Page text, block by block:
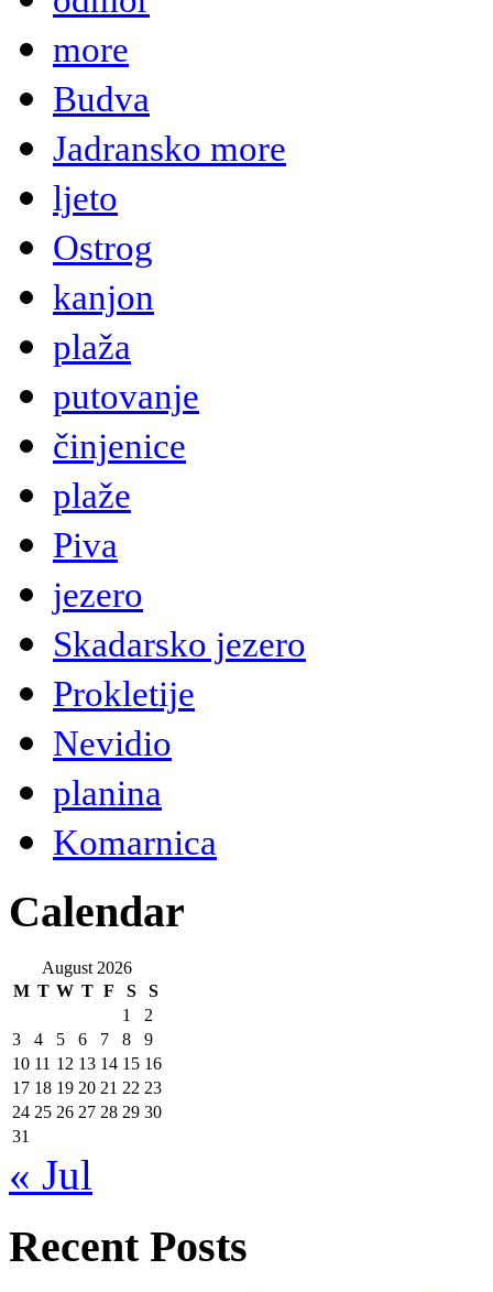
more
Budva
Jadransko more
ljeto
Ostrog
kanjon
plaža
putovanje
činjenice
plaže
Piva
jezero
Skadarsko jezero
Prokletije
Nevidio
planina
Komarnica
Calendar
August 2026
M T W T F S
S
1
2
3
4 5 6 7 8
9
10 11 12 13 14 15 16
17 18 19 20 21 22 23
24 25 26 27 28 29 30
31
« Jul
Recent Posts